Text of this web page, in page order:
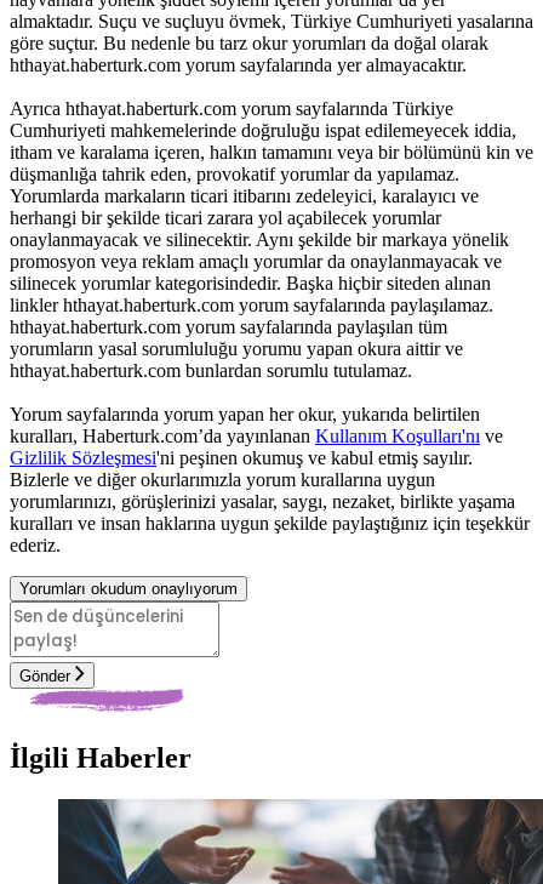
almaktadır. Suçu ve suçluyu övmek, Türkiye Cumhuriyeti yasalarına
göre suçtur. Bu nedenle bu tarz okur yorumları da doğal olarak
hthayat.haberturk.com yorum sayfalarında yer almayacaktır.
Ayrıca hthayat.haberturk.com yorum sayfalarında Türkiye
Cumhuriyeti mahkemelerinde doğruluğu ispat edilemeyecek iddia,
itham ve karalama içeren, halkın tamamını veya bir bölümünü kin ve
düşmanlığa tahrik eden, provokatif yorumlar da yapılamaz.
Yorumlarda markaların ticari itibarını zedeleyici, karalayıcı ve
herhangi bir şekilde ticari zarara yol açabilecek yorumlar
onaylanmayacak ve silinecektir. Aynı şekilde bir markaya yönelik
promosyon veya reklam amaçlı yorumlar da onaylanmayacak ve
silinecek yorumlar kategorisindedir. Başka hiçbir siteden alınan
linkler hthayat.haberturk.com yorum sayfalarında paylaşılamaz.
hthayat.haberturk.com yorum sayfalarında paylaşılan tüm
yorumların yasal sorumluluğu yorumu yapan okura aittir ve
hthayat.haberturk.com bunlardan sorumlu tutulamaz.
Yorum sayfalarında yorum yapan her okur, yukarıda belirtilen
kuralları, Haberturk.com’da yayınlanan Kullanım Koşulları'nı ve
Gizlilik Sözleşmesi'ni peşinen okumuş ve kabul etmiş sayılır.
Bizlerle ve diğer okurlarımızla yorum kurallarına uygun
yorumlarınızı, görüşlerinizi yasalar, saygı, nezaket, birlikte yaşama
kuralları ve insan haklarına uygun şekilde paylaştığınız için teşekkür
ederiz.
Yorumları okudum onaylıyorum
Gönder
İlgili Haberler